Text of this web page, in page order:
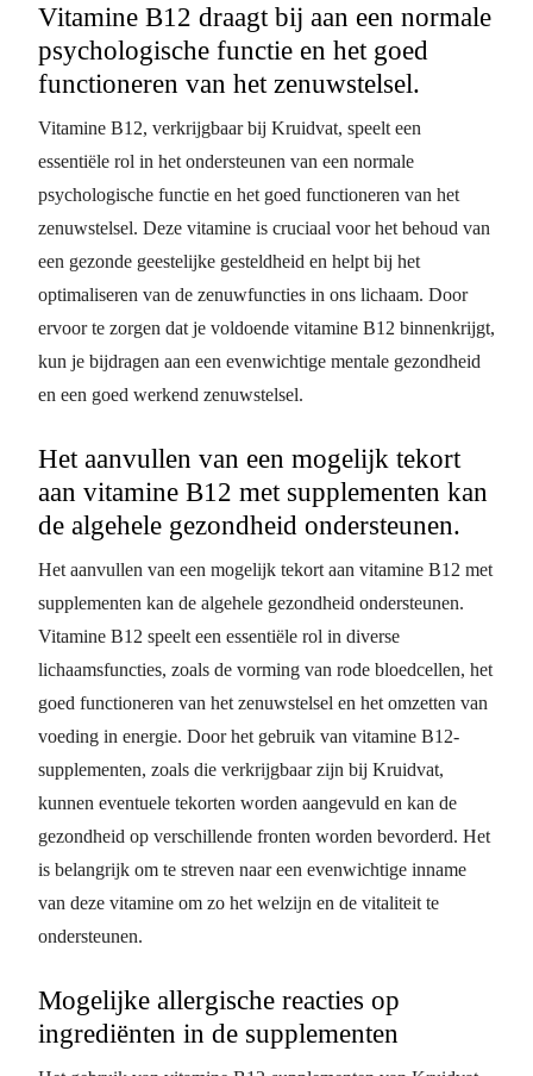
Vitamine B12 draagt bij aan een normale
psychologische functie en het goed
functioneren van het zenuwstelsel.
Vitamine B12, verkrijgbaar bij Kruidvat, speelt een
essentiële rol in het ondersteunen van een normale
psychologische functie en het goed functioneren van het
zenuwstelsel. Deze vitamine is cruciaal voor het behoud van
een gezonde geestelijke gesteldheid en helpt bij het
optimaliseren van de zenuwfuncties in ons lichaam. Door
ervoor te zorgen dat je voldoende vitamine B12 binnenkrijgt,
kun je bijdragen aan een evenwichtige mentale gezondheid
en een goed werkend zenuwstelsel.
Het aanvullen van een mogelijk tekort
aan vitamine B12 met supplementen kan
de algehele gezondheid ondersteunen.
Het aanvullen van een mogelijk tekort aan vitamine B12 met
supplementen kan de algehele gezondheid ondersteunen.
Vitamine B12 speelt een essentiële rol in diverse
lichaamsfuncties, zoals de vorming van rode bloedcellen, het
goed functioneren van het zenuwstelsel en het omzetten van
voeding in energie. Door het gebruik van vitamine B12-
supplementen, zoals die verkrijgbaar zijn bij Kruidvat,
kunnen eventuele tekorten worden aangevuld en kan de
gezondheid op verschillende fronten worden bevorderd. Het
is belangrijk om te streven naar een evenwichtige inname
van deze vitamine om zo het welzijn en de vitaliteit te
ondersteunen.
Mogelijke allergische reacties op
ingrediënten in de supplementen